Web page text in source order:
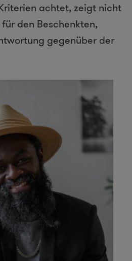
achtet, zeigt nicht
den Beschenkten,
gegenüber der